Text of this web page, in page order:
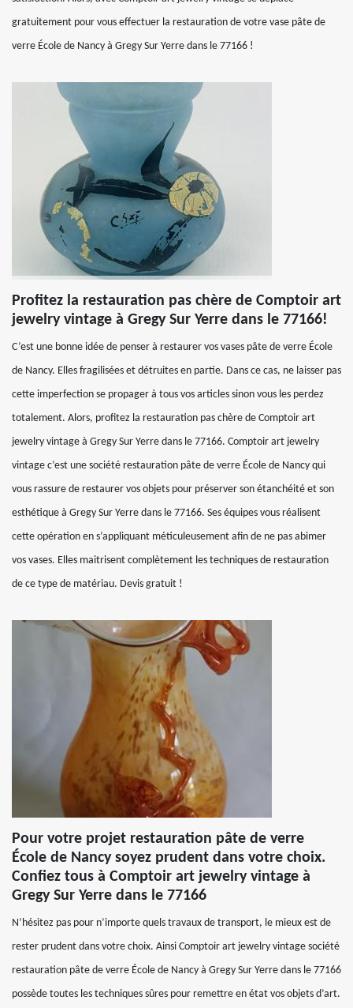
gratuitement pour vous effectuer la restauration de votre vase pâte de
verre École de Nancy à Gregy Sur Yerre dans le 77166 !
Profitez la restauration pas chère de Comptoir art
jewelry vintage à Gregy Sur Yerre dans le 77166!
C’est une bonne idée de penser à restaurer vos vases pâte de verre École
de Nancy. Elles fragilisées et détruites en partie. Dans ce cas, ne laisser pas
cette imperfection se propager à tous vos articles sinon vous les perdez
totalement. Alors, profitez la restauration pas chère de Comptoir art
jewelry vintage à Gregy Sur Yerre dans le 77166. Comptoir art jewelry
vintage c’est une société restauration pâte de verre École de Nancy qui
vous rassure de restaurer vos objets pour préserver son étanchéité et son
esthétique à Gregy Sur Yerre dans le 77166. Ses équipes vous réalisent
cette opération en s’appliquant méticuleusement afin de ne pas abimer
vos vases. Elles maitrisent complètement les techniques de restauration
de ce type de matériau. Devis gratuit !
Pour votre projet restauration pâte de verre
École de Nancy soyez prudent dans votre choix.
Confiez tous à Comptoir art jewelry vintage à
Gregy Sur Yerre dans le 77166
N’hésitez pas pour n’importe quels travaux de transport, le mieux est de
rester prudent dans votre choix. Ainsi Comptoir art jewelry vintage société
restauration pâte de verre École de Nancy à Gregy Sur Yerre dans le 77166
possède toutes les techniques sûres pour remettre en état vos objets d’art.